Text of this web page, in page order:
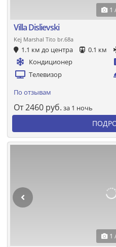
1
Villa Dislievski
Kej Marshal Tito br.68a
1.1 км до центра 0.1 км
Кондиционер
Телевизор
По отзывам
От2460 руб. за 1 ночь
1